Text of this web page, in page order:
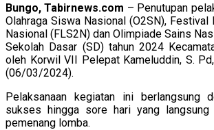
Bungo, Tabirnews.com – Penutupan
Olahraga Siswa Nasional (O2SN),
Nasional (FLS2N) dan Olimpiade Sains
Sekolah Dasar (SD) tahun 2024
oleh Korwil VII Pelepat Kameluddin, S.
(06/03/2024).
Pelaksanaan kegiatan ini berlangsung
sukses hingga sore hari yang langsung
pemenang lomba.